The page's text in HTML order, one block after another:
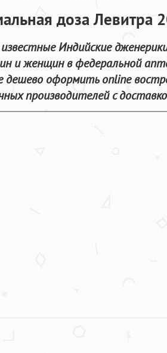
доза Левитра
Индийские
и женщин в федеральной
оформить online
производителей с